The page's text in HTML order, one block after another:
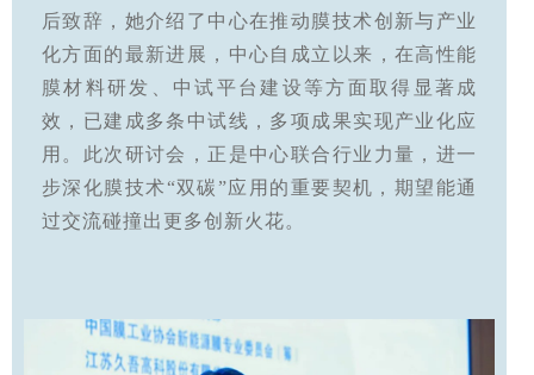
后致辞，她介绍了中心在推动膜技术创新与产业
化方面的最新进展，中心自成立以来，在高性能
膜材料研发、中试平台建设等方面取得显著成
效，已建成多条中试线，多项成果实现产业化应
用。此次研讨会，正是中心联合行业力量，进一
步深化膜技术“双碳”应用的重要契机，期望能通
过交流碰撞出更多创新火花。